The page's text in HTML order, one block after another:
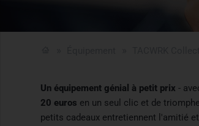
Un équipement génial à petit prix -
20 euros en un seul clic et de
petits cadeaux entretiennent l'amitié